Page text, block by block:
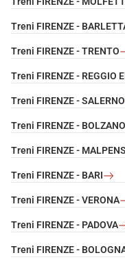
Treni FIRENZE -
Treni FIRENZE - TRENTO
Treni FIRENZE - REGGIO
Treni FIRENZE - SALERNO
Treni FIRENZE -
Treni FIRENZE -
Treni FIRENZE - BARI
Treni FIRENZE - VERONA
Treni FIRENZE - PADOVA
Treni FIRENZE -